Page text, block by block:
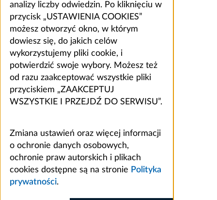
analizy liczby odwiedzin. Po kliknięciu w
przycisk „USTAWIENIA COOKIES”
możesz otworzyć okno, w którym
dowiesz się, do jakich celów
wykorzystujemy pliki cookie, i
potwierdzić swoje wybory. Możesz też
od razu zaakceptować wszystkie pliki
przyciskiem „ZAAKCEPTUJ
WSZYSTKIE I PRZEJDŹ DO SERWISU”.
Zmiana ustawień oraz więcej informacji
o ochronie danych osobowych,
ochronie praw autorskich i plikach
cookies dostępne są na stronie Polityka
prywatności.